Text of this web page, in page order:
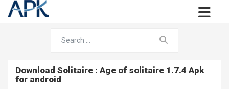
Download Solitaire : Age of solitaire 1.7.4 Apk
for android